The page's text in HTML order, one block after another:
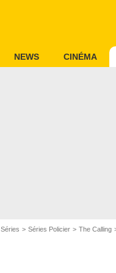
NEWS CINÉMA
Séries Séries Policier The Calling